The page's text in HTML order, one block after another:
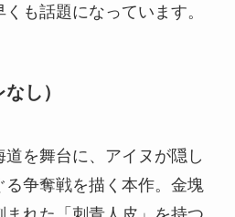
も話題になっています。
し）
を舞台に、アイヌが隠し
争奪戦を描く本作。金塊